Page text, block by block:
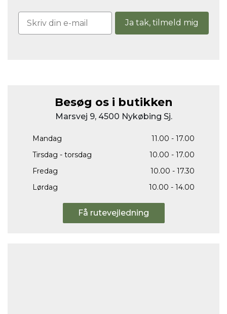
Ja tak, tilmeld mig
Besøg os i butikken
Marsvej 9, 4500 Nykøbing Sj.
Mandag
11.00 - 17.00
Tirsdag - torsdag
10.00 - 17.00
Fredag
10.00 - 17.30
Lørdag
10.00 - 14.00
Få rutevejledning